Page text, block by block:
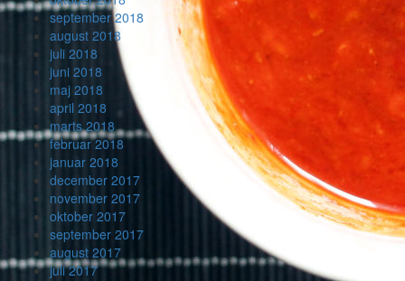
september 2018
august 2018
juli 2018
juni 2018
maj 2018
april 2018
marts 2018
februar 2018
januar 2018
december 2017
november 2017
oktober 2017
september 2017
august 2017
juli 2017